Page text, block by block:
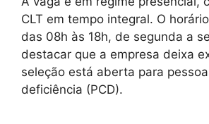
CLT em tempo integral. O
das 08h às 18h, de segunda a
destacar que a empresa deixa
seleção está aberta para
deficiência (PCD).